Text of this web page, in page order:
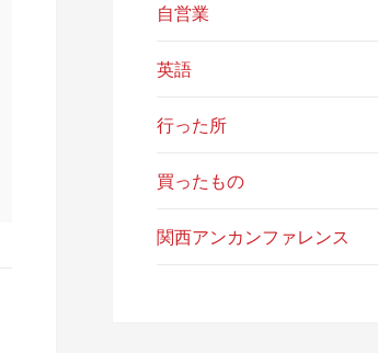
自営業
英語
行った所
買ったもの
関西アンカンファレンス